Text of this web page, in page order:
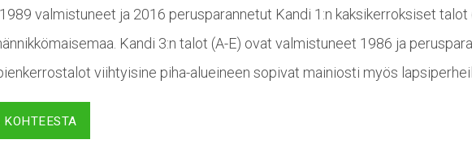
valmistuneet ja 2016 perusparannetut Kandi 1:n kaksikerroksiset talot
Kandi 3:n talot (A-E) ovat valmistuneet 1986 ja
viihtyisine piha-alueineen sopivat mainiosti myös